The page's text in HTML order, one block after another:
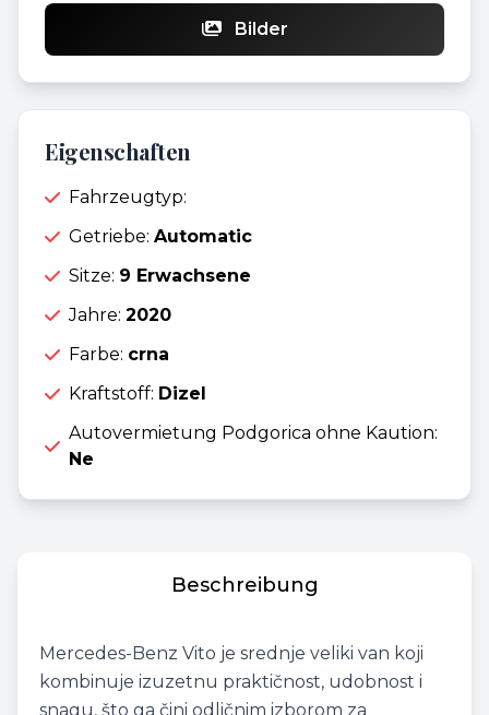
Bilder
Eigenschaften
Fahrzeugtyp:
Getriebe: Automatic
Sitze: 9 Erwachsene
Jahre: 2020
Farbe: crna
Kraftstoff: Dizel
Autovermietung Podgorica ohne Kaution:
Ne
Beschreibung
Mercedes-Benz Vito je srednje veliki van koji
kombinuje izuzetnu praktičnost, udobnost i
snagu, što ga čini odličnim izborom za